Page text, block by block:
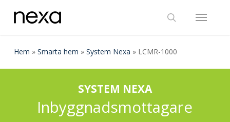
search
Menu
Hem » Smarta hem » System Nexa » LCMR-1000
SYSTEM NEXA
Inbyggnadsmottagare